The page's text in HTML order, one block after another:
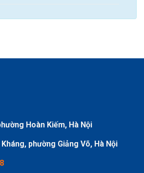
Hoàn Kiếm, Hà Nội
phường Giảng Võ, Hà Nội